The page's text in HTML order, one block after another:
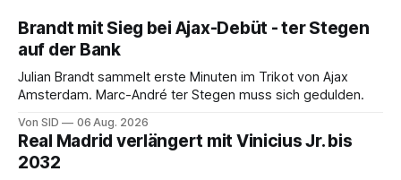
Brandt mit Sieg bei Ajax-Debüt - ter Stegen
auf der Bank
Julian Brandt sammelt erste Minuten im Trikot von Ajax
Amsterdam. Marc-André ter Stegen muss sich gedulden.
Von SID 06 Aug. 2026
Real Madrid verlängert mit Vinicius Jr. bis
2032